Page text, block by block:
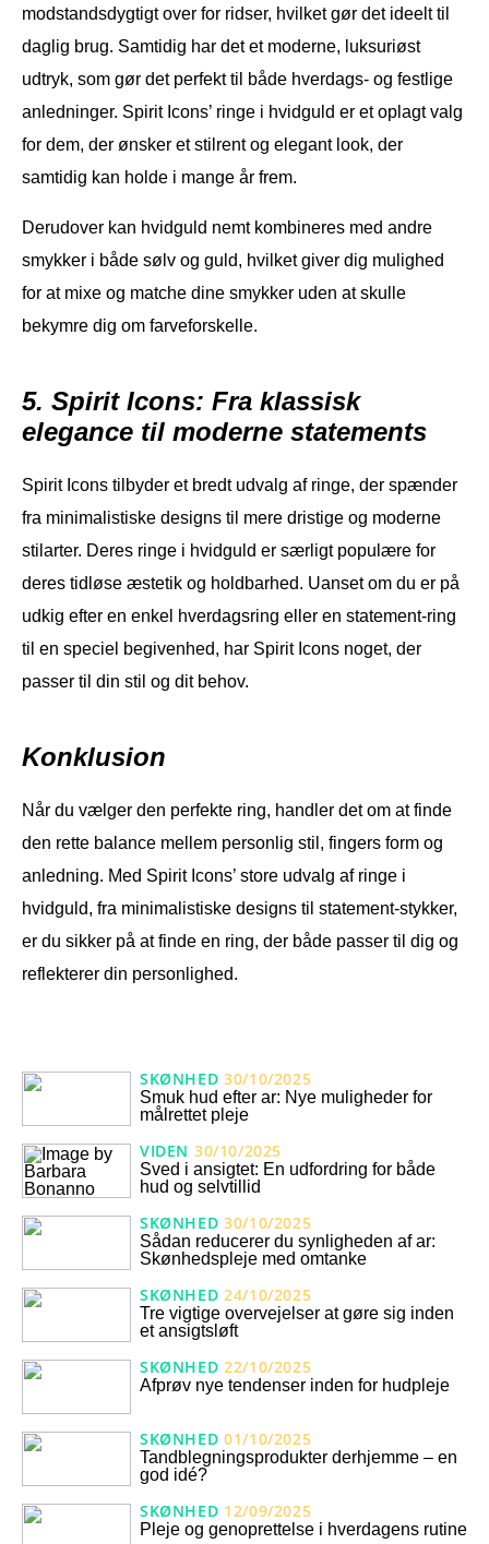
modstandsdygtigt over for ridser, hvilket gør det ideelt til
daglig brug. Samtidig har det et moderne, luksuriøst
udtryk, som gør det perfekt til både hverdags- og festlige
anledninger. Spirit Icons’ ringe i hvidguld er et oplagt valg
for dem, der ønsker et stilrent og elegant look, der
samtidig kan holde i mange år frem.
Derudover kan hvidguld nemt kombineres med andre
smykker i både sølv og guld, hvilket giver dig mulighed
for at mixe og matche dine smykker uden at skulle
bekymre dig om farveforskelle.
5. Spirit Icons: Fra klassisk
elegance til moderne statements
Spirit Icons tilbyder et bredt udvalg af ringe, der spænder
fra minimalistiske designs til mere dristige og moderne
stilarter. Deres ringe i hvidguld er særligt populære for
deres tidløse æstetik og holdbarhed. Uanset om du er på
udkig efter en enkel hverdagsring eller en statement-ring
til en speciel begivenhed, har Spirit Icons noget, der
passer til din stil og dit behov.
Konklusion
Når du vælger den perfekte ring, handler det om at finde
den rette balance mellem personlig stil, fingers form og
anledning. Med Spirit Icons’ store udvalg af ringe i
hvidguld, fra minimalistiske designs til statement-stykker,
er du sikker på at finde en ring, der både passer til dig og
reflekterer din personlighed.
SKØNHED 30/10/2025
Smuk hud efter ar: Nye muligheder for
målrettet pleje
VIDEN 30/10/2025
Sved i ansigtet: En udfordring for både
hud og selvtillid
SKØNHED 30/10/2025
Sådan reducerer du synligheden af ar:
Skønhedspleje med omtanke
SKØNHED 24/10/2025
Tre vigtige overvejelser at gøre sig inden
et ansigtsløft
SKØNHED 22/10/2025
Afprøv nye tendenser inden for hudpleje
SKØNHED 01/10/2025
Tandblegningsprodukter derhjemme – en
god idé?
SKØNHED 12/09/2025
Pleje og genoprettelse i hverdagens rutine